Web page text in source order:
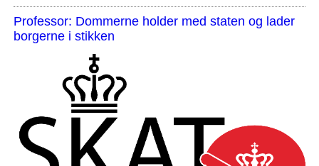
Professor: Dommerne holder med staten og lader
borgerne i stikken